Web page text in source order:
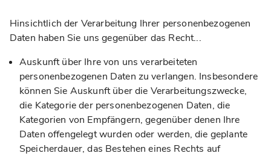
Hinsichtlich der Verarbeitung Ihrer personenbezogenen
Daten haben Sie uns gegenüber das Recht...
Auskunft über Ihre von uns verarbeiteten
personenbezogenen Daten zu verlangen. Insbesondere
können Sie Auskunft über die Verarbeitungszwecke,
die Kategorie der personenbezogenen Daten, die
Kategorien von Empfängern, gegenüber denen Ihre
Daten offengelegt wurden oder werden, die geplante
Speicherdauer, das Bestehen eines Rechts auf